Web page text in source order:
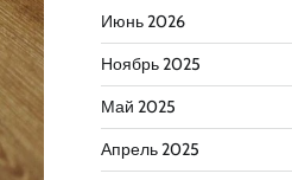
Июнь 2026
Ноябрь 2025
Май 2025
Апрель 2025